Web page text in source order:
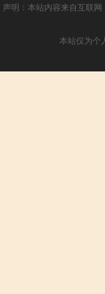
声明：本站内容来自互联
本站仅为个